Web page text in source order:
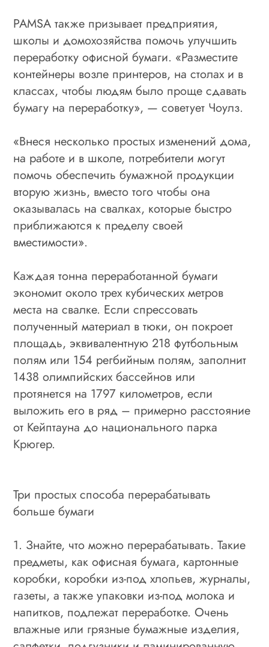
PAMSA также призывает предприятия,
школы и домохозяйства помочь улучшить
переработку офисной бумаги. «Разместите
контейнеры возле принтеров, на столах и в
классах, чтобы людям было проще сдавать
бумагу на переработку», — советует Чоулз.
«Внеся несколько простых изменений дома,
на работе и в школе, потребители могут
помочь обеспечить бумажной продукции
вторую жизнь, вместо того чтобы она
оказывалась на свалках, которые быстро
приближаются к пределу своей
вместимости».
Каждая тонна переработанной бумаги
экономит около трех кубических метров
места на свалке. Если спрессовать
полученный материал в тюки, он покроет
площадь, эквивалентную 218 футбольным
полям или 154 регбийным полям, заполнит
1438 олимпийских бассейнов или
протянется на 1797 километров, если
выложить его в ряд – примерно расстояние
от Кейптауна до национального парка
Крюгер.
Три простых способа перерабатывать
больше бумаги
1. Знайте, что можно перерабатывать. Такие
предметы, как офисная бумага, картонные
коробки, коробки из-под хлопьев, журналы,
газеты, а также упаковки из-под молока и
напитков, подлежат переработке. Очень
влажные или грязные бумажные изделия,